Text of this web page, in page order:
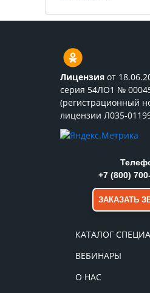
Лицензия от
серия 54ЛО1 №
(регистрационный
лицензии Л035-
КАТАЛОГ
ВЕБИНАРЫ
О НАС
+7 (800)
ЗАКАЗАТЬ